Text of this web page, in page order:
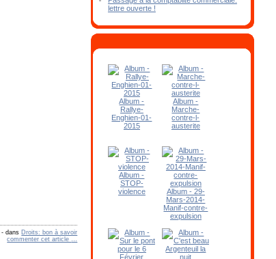
- dans Droits: bon à savoir
commenter cet article …
lettre ouverte !
Album -
Rallye-
Enghien-01-
2015
Album -
Marche-
contre-l-
austerite
Album -
STOP-
violence
Album - 29-
Mars-2014-
Manif-contre-
expulsion